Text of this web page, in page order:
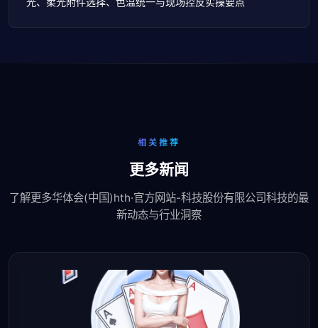
相关推荐
更多新闻
了解更多华体会(中国)hth·官方网站-科技股份有限公司科技的最
新动态与行业洞察